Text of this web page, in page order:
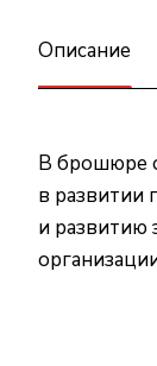
Описание
В брошюре
в развитии
и развитию